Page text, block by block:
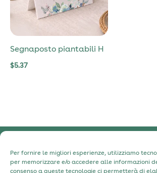
Per fornire le migliori esperienze, utilizziamo
per memorizzare e/o accedere alle informazioni
consenso a queste tecnologie ci permetterà di
Segnaposto piantabili H
$5.37
Informativa sulla
Informativa sui cookie